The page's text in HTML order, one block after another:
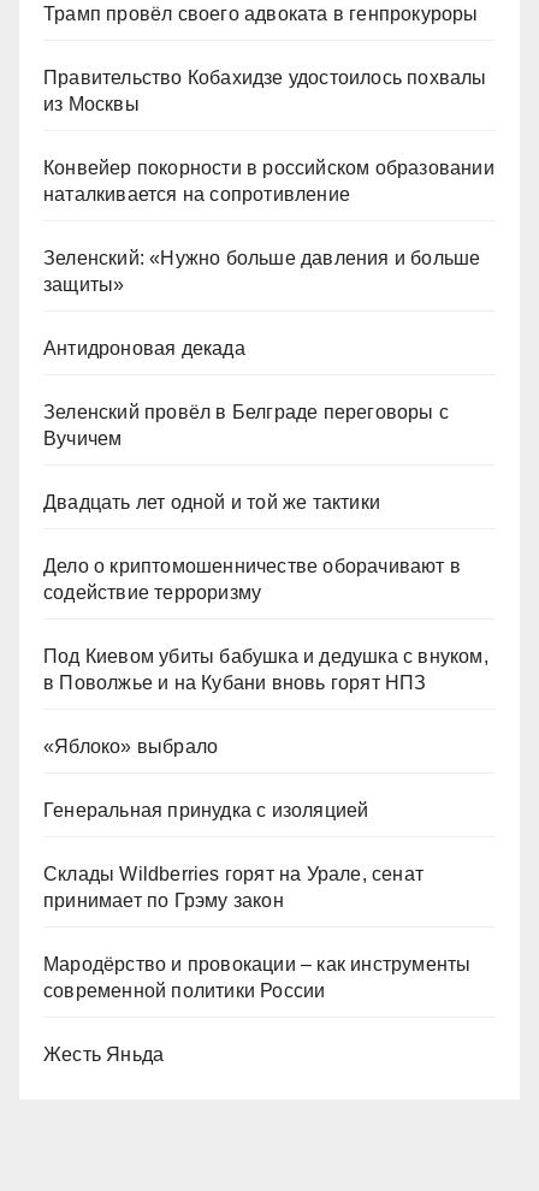
Трамп провёл своего адвоката в генпрокуроры
Правительство Кобахидзе удостоилось похвалы
из Москвы
Конвейер покорности в российском образовании
наталкивается на сопротивление
Зеленский: «Нужно больше давления и больше
защиты»
Антидроновая декада
Зеленский провёл в Белграде переговоры с
Вучичем
Двадцать лет одной и той же тактики
Дело о криптомошенничестве оборачивают в
содействие терроризму
Под Киевом убиты бабушка и дедушка с внуком,
в Поволжье и на Кубани вновь горят НПЗ
«Яблоко» выбрало
Генеральная принудка с изоляцией
Склады Wildberries горят на Урале, сенат
принимает по Грэму закон
Мародёрство и провокации – как инструменты
современной политики России
Жесть Яньда